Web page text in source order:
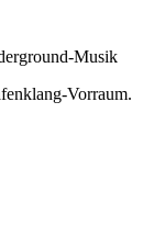
Musik
Vorraum.